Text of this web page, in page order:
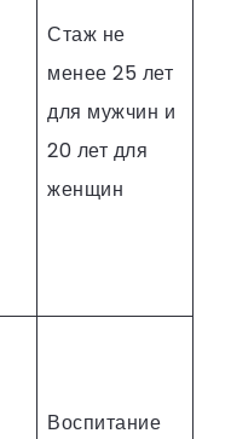
Стаж не
менее 25 лет
для мужчин и
20 лет для
женщин
Воспитание